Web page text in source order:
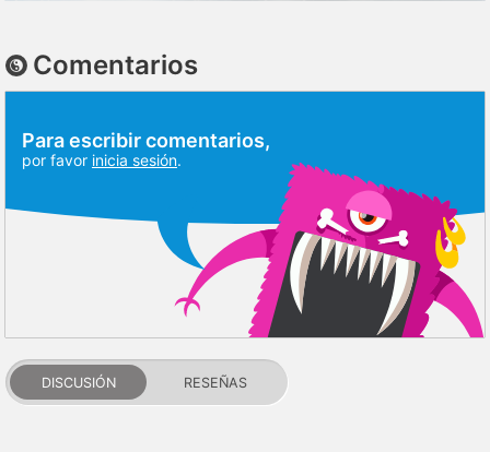
Comentarios
Para escribir comentarios,
por favor inicia sesión.
DISCUSIÓN RESEÑAS